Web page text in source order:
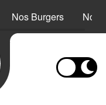
Nos Burgers Nos